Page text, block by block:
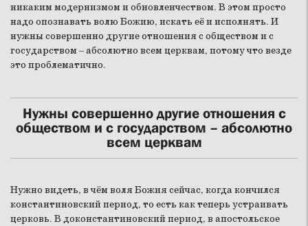
никаким модернизмом и обновленчеством. В этом просто
надо опознавать волю Божию, искать её и исполнять. И
нужны совершенно другие отношения с обществом и с
государством – абсолютно всем церквам, потому что везде
это проблематично.
Нужны совершенно другие отношения с
обществом и с государством – абсолютно
всем церквам
Нужно видеть, в чём воля Божия сейчас, когда кончился
константиновский период, то есть как теперь устраивать
церковь. В доконстантиновский период, в апостольское